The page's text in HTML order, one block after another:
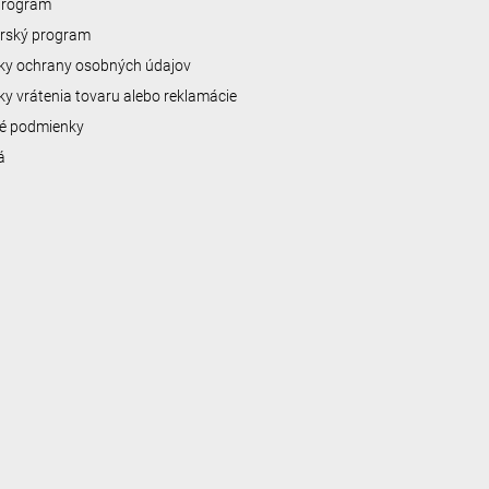
program
ochrany osobných údajov
vrátenia tovaru alebo reklamácie
podmienky